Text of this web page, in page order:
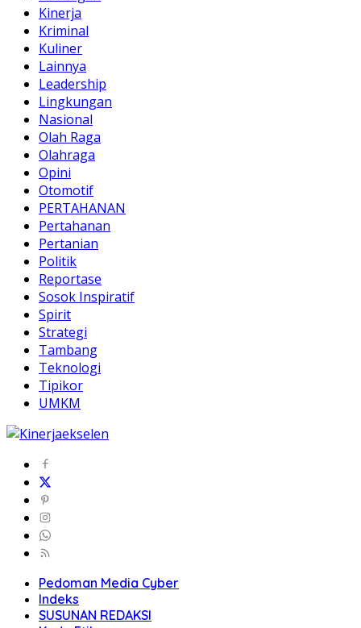
Kinerja
Kriminal
Kuliner
Lainnya
Leadership
Lingkungan
Nasional
Olah Raga
Olahraga
Opini
Otomotif
PERTAHANAN
Pertahanan
Pertanian
Politik
Reportase
Sosok Inspiratif
Spirit
Strategi
Tambang
Teknologi
Tipikor
UMKM
Pedoman Media Cyber
Indeks
SUSUNAN REDAKSI